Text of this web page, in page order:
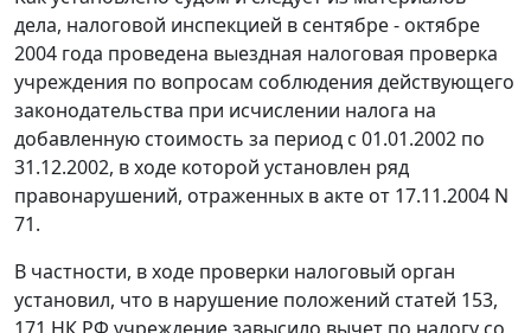
дела, налоговой инспекцией в сентябре - октябре
2004 года проведена выездная налоговая проверка
учреждения по вопросам соблюдения действующего
законодательства при исчислении налога на
добавленную стоимость за период с 01.01.2002 по
31.12.2002, в ходе которой установлен ряд
правонарушений, отраженных в акте от 17.11.2004 N
71.
В частности, в ходе проверки налоговый орган
установил, что в нарушение положений статей 153,